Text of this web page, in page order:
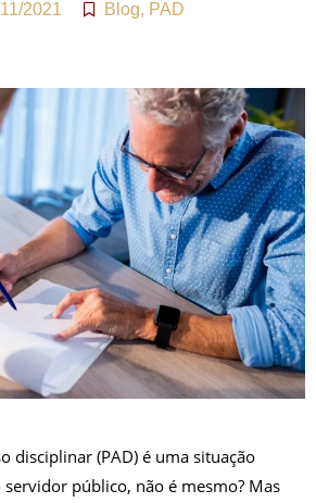
2021 Blog, PAD
disciplinar (PAD) é uma situação
público, não é mesmo? Mas